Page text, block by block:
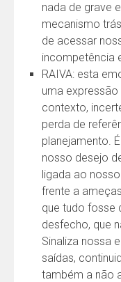
nada de grave
mecanismo
de acessar
incompetência
RAIVA: esta
uma
contexto,
perda de
planejamento.
nosso desejo
ligada ao
frente a
que tudo fosse
desfecho, que
Sinaliza nossa
saídas,
também a não